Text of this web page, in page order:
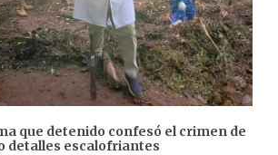
que detenido confesó el crimen de
detalles escalofriantes